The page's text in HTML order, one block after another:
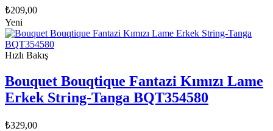
₺209,00
Yeni
Hızlı Bakış
Bouquet Bouqtique Fantazi Kımızı Lame
Erkek String-Tanga BQT354580
₺329,00